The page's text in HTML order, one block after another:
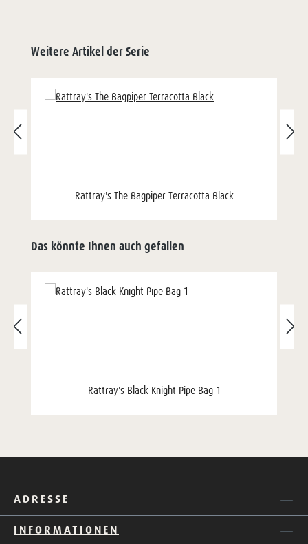
Weitere Artikel der Serie
Rattray's The Bagpiper Terracotta Black
Das könnte Ihnen auch gefallen
Rattray's Black Knight Pipe Bag 1
ADRESSE
INFORMATIONEN